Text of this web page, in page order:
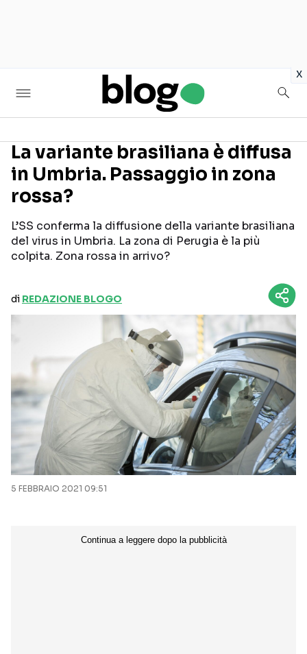
x
Seguici sui social
La variante brasiliana è diffusa
in Umbria. Passaggio in zona
rossa?
L’SS conferma la diffusione della variante brasiliana
del virus in Umbria. La zona di Perugia è la più
colpita. Zona rossa in arrivo?
di REDAZIONE BLOGO
5 FEBBRAIO 2021 09:51